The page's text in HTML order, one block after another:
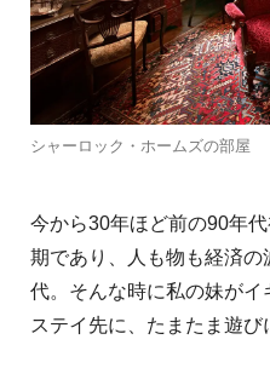
シャーロック・ホームズの部屋
今から30年ほど前の90年
期であり、人も物も経済
代。そんな時に私の妹が
ステイ先に、たまたま遊び